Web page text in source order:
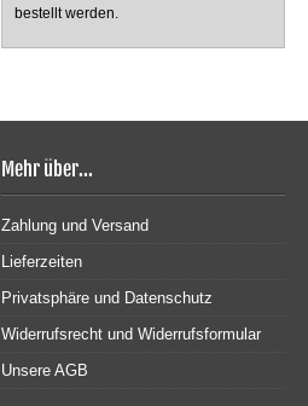
bestellt werden.
Mehr über...
Zahlung und Versand
Lieferzeiten
Privatsphäre und Datenschutz
Widerrufsrecht und Widerrufsformular
Unsere AGB